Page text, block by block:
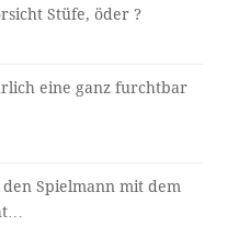
Stüfe, öder ?
eine ganz furchtbar
den Spielmann mit dem